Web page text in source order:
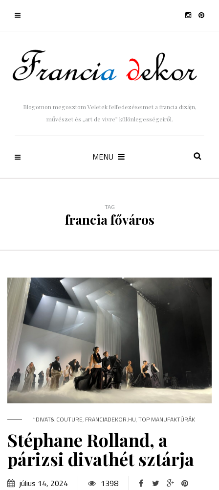
Blogomon megosztom Veletek felfedezéseimet a francia dizájn,
művészet és „art de vivre” különlegességeiről.
MENU
TAG
francia főváros
*DIVAT& COUTURE, FRANCIADEKOR.HU,TOP MANUFAKTÚRÁK
Stéphane Rolland, a
párizsi divathét sztárja
július 14, 2024
1398